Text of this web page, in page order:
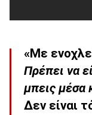
«Με
Πρέπει να
μπεις μέσα
Δεν είναι